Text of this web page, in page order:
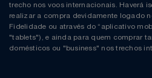
trecho nos voos internacionais. Haverá
realizar a compra devidamente logado
Fidelidade ou através do “aplicativo
"tablets"), e ainda para quem comprar
domésticos ou "business" nos trechos